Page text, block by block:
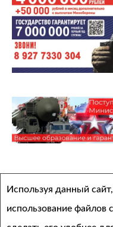
Архивы
Выберите месяц
Используя данный
использование